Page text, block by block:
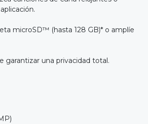
microSD™ (hasta 128 GB)* o amplíe
garantizar una privacidad total.